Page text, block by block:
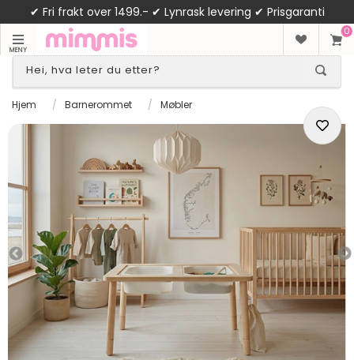
✔ Fri frakt over 1499.- ✔ Lynrask levering ✔ Prisgaranti
MENY
0
Hjem / Barnerommet / Møbler